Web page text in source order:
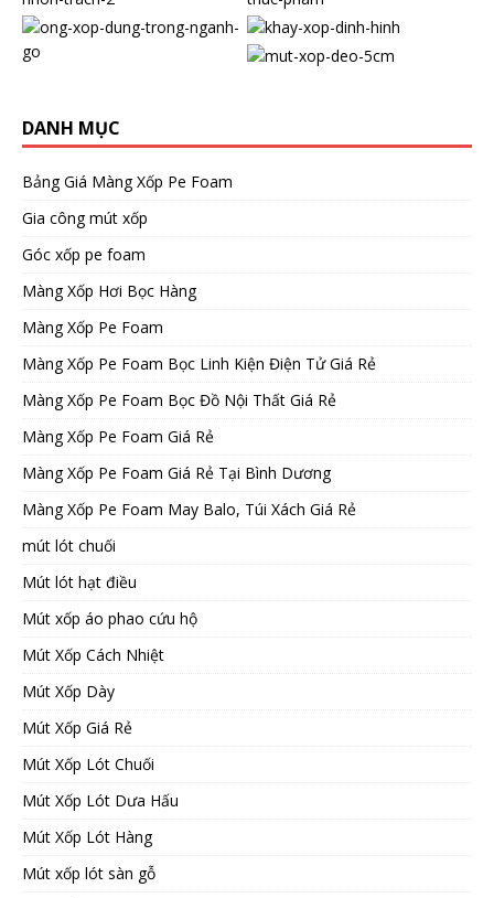
DANH MỤC
Bảng Giá Màng Xốp Pe Foam
Gia công mút xốp
Góc xốp pe foam
Màng Xốp Hơi Bọc Hàng
Màng Xốp Pe Foam
Màng Xốp Pe Foam Bọc Linh Kiện Điện Tử Giá Rẻ
Màng Xốp Pe Foam Bọc Đồ Nội Thất Giá Rẻ
Màng Xốp Pe Foam Giá Rẻ
Màng Xốp Pe Foam Giá Rẻ Tại Bình Dương
Màng Xốp Pe Foam May Balo, Túi Xách Giá Rẻ
mút lót chuối
Mút lót hạt điều
Mút xốp áo phao cứu hộ
Mút Xốp Cách Nhiệt
Mút Xốp Dày
Mút Xốp Giá Rẻ
Mút Xốp Lót Chuối
Mút Xốp Lót Dưa Hấu
Mút Xốp Lót Hàng
Mút xốp lót sàn gỗ